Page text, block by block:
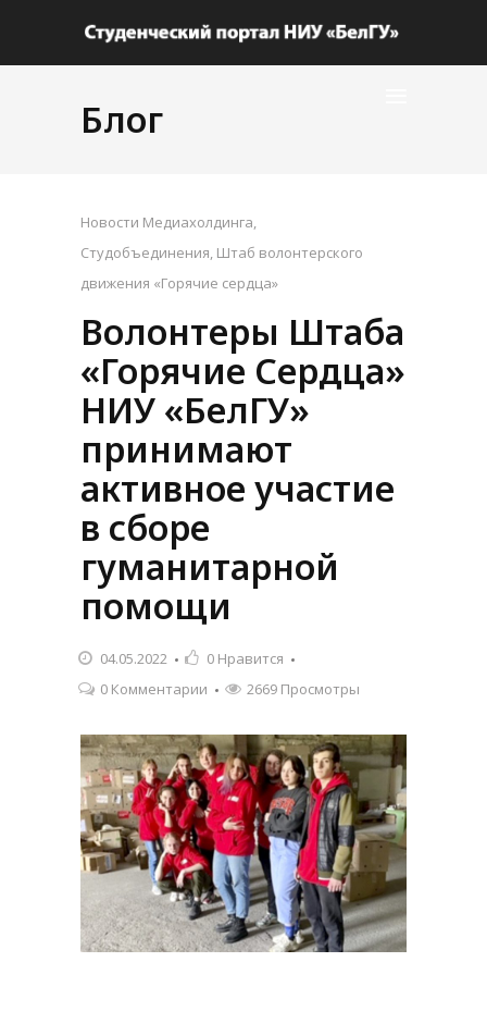
Блог
Новости Медиахолдинга,
Студобъединения, Штаб волонтерского
движения «Горячие сердца»
Волонтеры Штаба
«Горячие Сердца»
НИУ «БелГУ»
принимают
активное участие
в сборе
гуманитарной
помощи
04.05.2022 0 Нравится
0 Комментарии
2669 Просмотры